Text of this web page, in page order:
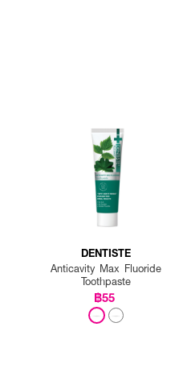
DENTISTE
Anticavity Max Fluoride
Toothpaste
฿55